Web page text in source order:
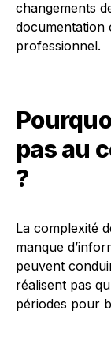
changements
documentation
professionnel.
pas au
?
La complexité
manque
peuvent
réalisent pas
périodes pour